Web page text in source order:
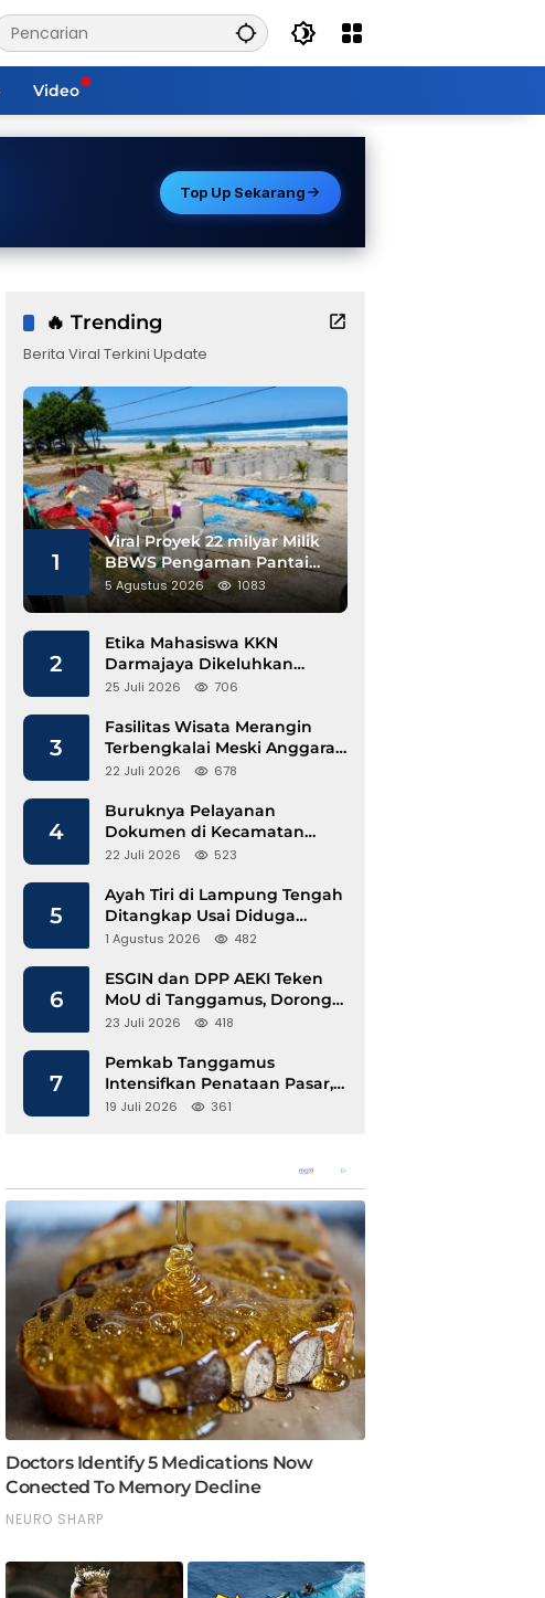
Video
Top Up Sekarang
🔥 Trending
Berita Viral Terkini Update
1
Viral Proyek 22 milyar Milik
BBWS Pengaman Pantai
Pesisir Barat Diduga
Gunakan Besi Banci
5 Agustus 2026 1083
2
Etika Mahasiswa KKN
Darmajaya Dikeluhkan
Kepala Pekon Sinar Jawa
25 Juli 2026 706
3
Fasilitas Wisata Merangin
Terbengkalai Meski Anggaran
Perawatan Terus Mengalir
22 Juli 2026 678
4
Buruknya Pelayanan
Dokumen di Kecamatan
Pangkalan Susu, Kinerja
22 Juli 2026 523
5
Ayah Tiri di Lampung Tengah
Ditangkap Usai Diduga
Hamili Anak di Bawah Umur
1 Agustus 2026 482
6
ESGIN dan DPP AEKI Teken
MoU di Tanggamus, Dorong
Ekonomi Hijau Berbasis Kopi
23 Juli 2026 418
7
Pemkab Tanggamus
Intensifkan Penataan Pasar,
Pedagang Diajak Tempati
19 Juli 2026 361